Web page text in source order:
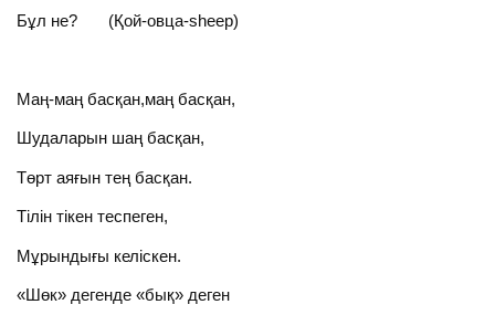
Бұл не? (Қой-овца-sheep)
Маң-маң басқан,маң басқан,
Шудаларын шаң басқан,
Төрт аяғын тең басқан.
Тілін тікен теспеген,
Мұрындығы келіскен.
«Шөк» дегенде «бық» деген